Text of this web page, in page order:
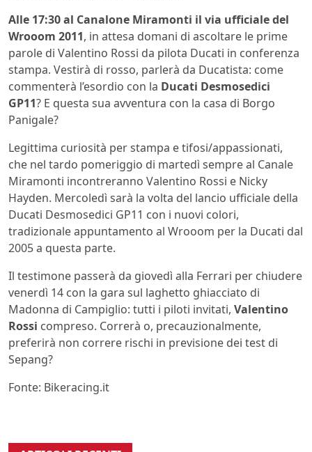
Alle 17:30 al Canalone Miramonti il via ufficiale del
Wrooom 2011, in attesa domani di ascoltare le prime
parole di Valentino Rossi da pilota Ducati in conferenza
stampa. Vestirà di rosso, parlerà da Ducatista: come
commenterà l’esordio con la Ducati Desmosedici
GP11? E questa sua avventura con la casa di Borgo
Panigale?
Legittima curiosità per stampa e tifosi/appassionati,
che nel tardo pomeriggio di martedì sempre al Canale
Miramonti incontreranno Valentino Rossi e Nicky
Hayden. Mercoledì sarà la volta del lancio ufficiale della
Ducati Desmosedici GP11 con i nuovi colori,
tradizionale appuntamento al Wrooom per la Ducati dal
2005 a questa parte.
Il testimone passerà da giovedì alla Ferrari per chiudere
venerdì 14 con la gara sul laghetto ghiacciato di
Madonna di Campiglio: tutti i piloti invitati, Valentino
Rossi compreso. Correrà o, precauzionalmente,
preferirà non correre rischi in previsione dei test di
Sepang?
Fonte: Bikeracing.it